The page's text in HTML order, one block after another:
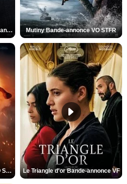
Spider-Man: Brand New Day Bande-annonce VO STFR Mutiny Bande-annonce VO STFR
L'Odyssée Bande-annonce VO STFR Le Triangle d'or Bande-annonce VF